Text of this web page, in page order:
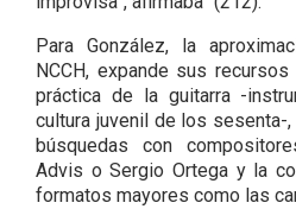
Para González, la
NCCH, expande sus
práctica de la guitarra -
cultura juvenil de los sesenta-
búsquedas con
Advis o Sergio Ortega y la
formatos mayores como las